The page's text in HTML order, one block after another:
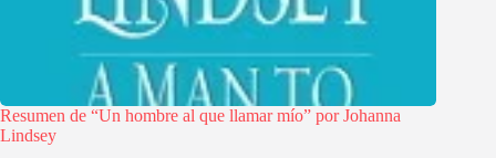
Resumen de “Un hombre al que llamar mío” por Johanna
Lindsey